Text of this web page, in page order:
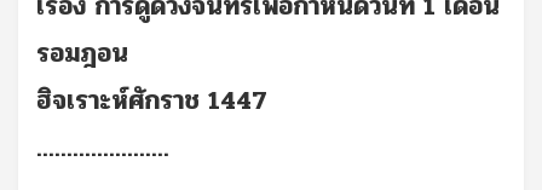
รอมฎอน
ฮิจเราะห์ศักราช 1447
......................